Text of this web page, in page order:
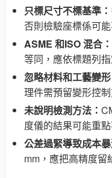
只標尺寸不標基準：
否則檢驗座標係可能
ASME 和ISO 混合：
等同，應依標題列
忽略材料和工藝變形
理件需預留變形控制
未說明檢測方法：
度儀的結果可能重
公差過緊導致成本暴
mm，應把高精度留